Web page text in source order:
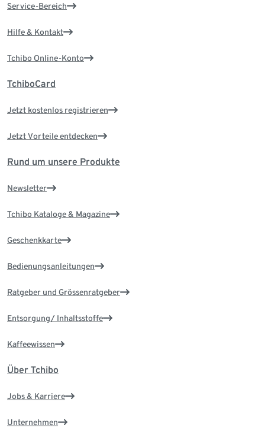
Service-Bereich
Hilfe & Kontakt
Tchibo Online-Konto
TchiboCard
Jetzt kostenlos registrieren
Jetzt Vorteile entdecken
Rund um unsere Produkte
Newsletter
Tchibo Kataloge & Magazine
Geschenkkarte
Bedienungsanleitungen
Ratgeber und Grössenratgeber
Entsorgung/ Inhaltsstoffe
Kaffeewissen
Über Tchibo
Jobs & Karriere
Unternehmen